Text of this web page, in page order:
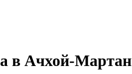
в Ачхой-Мартан